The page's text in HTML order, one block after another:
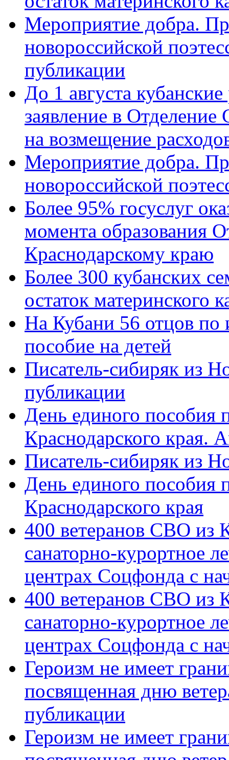
Мероприятие добра.
новороссийской
публикации
До 1 августа
заявление в
на возмещение
Мероприятие добра.
новороссийской
Более 95% госуслуг
момента образования
Краснодарскому краю
Более 300 кубанских
остаток материнского
На Кубани 56 отцов по
пособие на детей
Писатель-сибиряк из
публикации
День единого пособия
Краснодарского края.
Писатель-сибиряк из
День единого пособия
Краснодарского края
400 ветеранов СВО из
санаторно-курортное
центрах Соцфонда с
400 ветеранов СВО из
санаторно-курортное
центрах Соцфонда с
Героизм не имеет
посвященная дню
публикации
Героизм не имеет